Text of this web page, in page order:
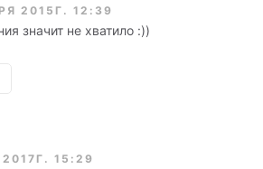
2015Г. 12:39
значит не хватило :))
15:29